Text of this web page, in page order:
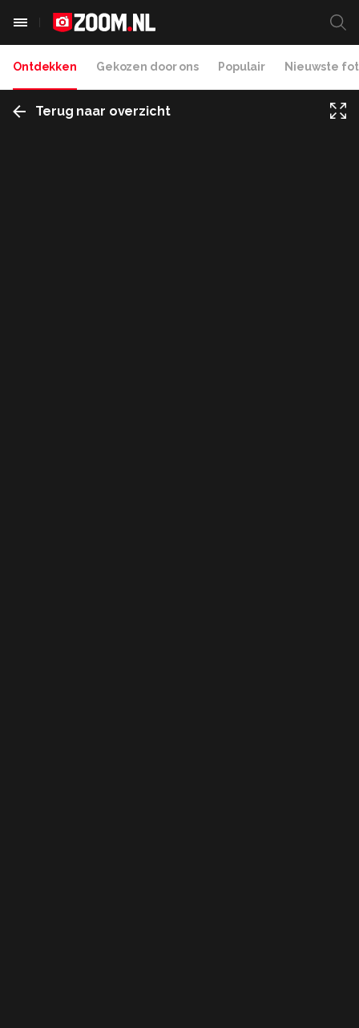
Ontdekken Gekozen door ons Populair Nieuwste
Terug naar overzicht